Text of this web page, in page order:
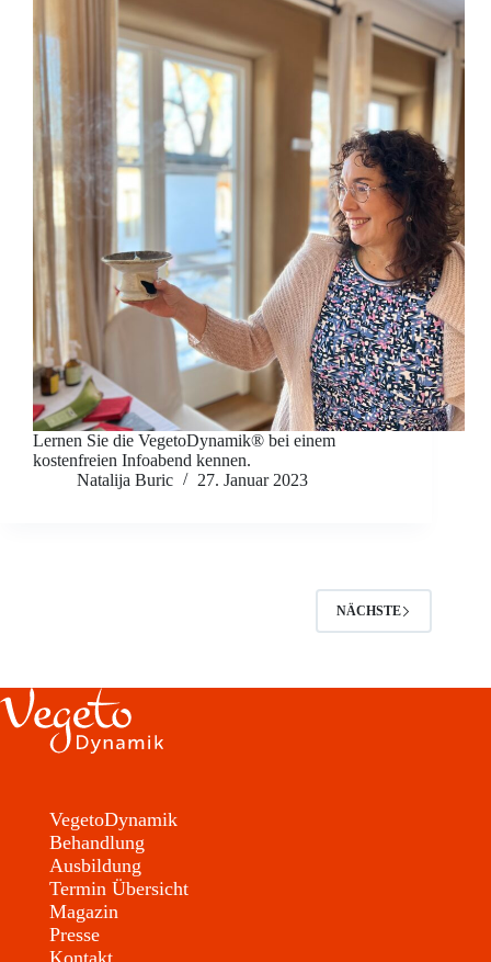
Lernen Sie die VegetoDynamik® bei einem
kostenfreien Infoabend kennen.
Natalija Buric
27. Januar 2023
NÄCHSTE
VegetoDynamik
Behandlung
Ausbildung
Termin Übersicht
Magazin
Presse